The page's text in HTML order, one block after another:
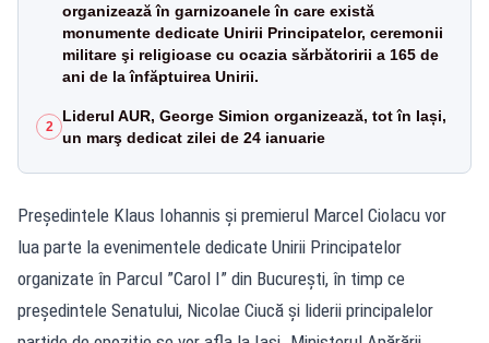
organizează în garnizoanele în care există
monumente dedicate Unirii Principatelor, ceremonii
militare şi religioase cu ocazia sărbătoririi a 165 de
ani de la înfăptuirea Unirii.
2
Liderul AUR, George Simion organizează, tot în Iași,
un marş dedicat zilei de 24 ianuarie
Preşedintele Klaus Iohannis şi premierul Marcel Ciolacu vor
lua parte la evenimentele dedicate Unirii Principatelor
organizate în Parcul ”Carol I” din București, în timp ce
preşedintele Senatului, Nicolae Ciucă şi liderii principalelor